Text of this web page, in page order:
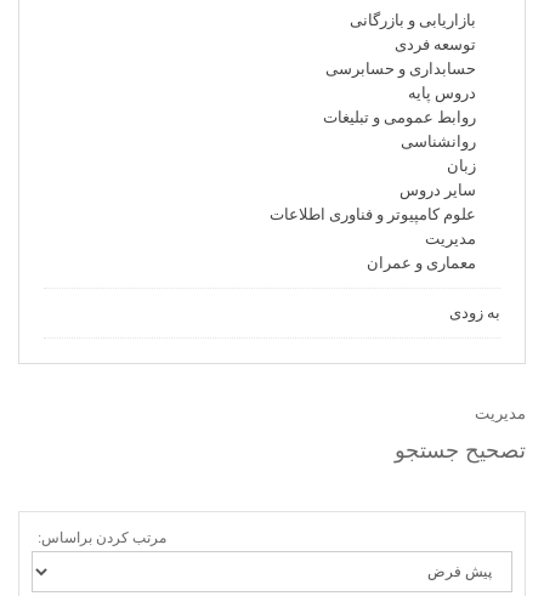
بازاریابی و بازرگانی
توسعه فردی
حسابداری و حسابرسی
دروس پایه
روابط عمومی و تبلیغات
روانشناسی
زبان
سایر دروس
علوم کامپیوتر و فناوری اطلاعات
مدیریت
معماری و عمران
به زودی
مدیریت
تصحیح جستجو
مرتب کردن براساس: